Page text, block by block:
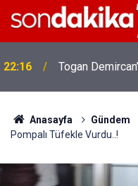
22:16 Togan
Anasayfa Gündem
Pompalı Tüfekle Vurdu..!